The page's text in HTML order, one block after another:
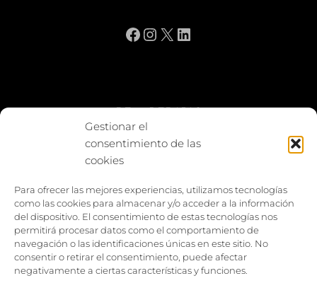
Gestionar el
consentimiento de las
cookies
Para ofrecer las mejores experiencias, utilizamos tecnologías
como las cookies para almacenar y/o acceder a la información
del dispositivo. El consentimiento de estas tecnologías nos
permitirá procesar datos como el comportamiento de
navegación o las identificaciones únicas en este sitio. No
consentir o retirar el consentimiento, puede afectar
negativamente a ciertas características y funciones.
Facebook
Instagram
X LinkedIn
BE vs REBAJAS
Entes
Capturar y compartir
Vía larga